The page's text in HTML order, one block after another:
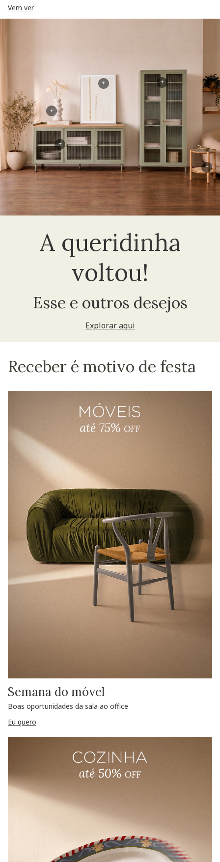
Vem ver
A queridinha
voltou!
Esse e outros desejos
Explorar aqui
+
+
+
+
+
Receber é motivo de festa
Semana do móvel
Boas oportunidades da sala ao office
Eu quero